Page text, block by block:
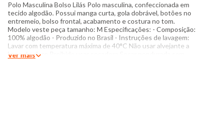
Polo Masculina Bolso Lilás Polo masculina, confeccionada em
tecido algodão. Possui manga curta, gola dobrável, botões no
entremeio, bolso frontal, acabamento e costura no tom.
Modelo veste peça tamanho: M Especificações: - Composição:
100% algodão - Produzido no Brasil - Instruções de lavagem:
Lavar com temperatura máxima de 40°C Não usar alvejante a
base de cloro Proibido usar secadora Secar pendurada sem
Ver mais